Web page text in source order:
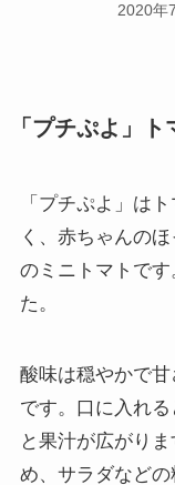
2020年
「プチぷよ」ト
「プチぷよ」は
く、赤ちゃんの
のミニトマトで
た。
酸味は穏やかで
です。口に入れ
と果汁が広がり
め、サラダなど